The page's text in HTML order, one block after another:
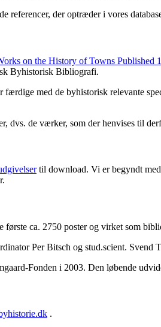
referencer, der optræder i vores
on the History of Towns Published
Byhistorisk Bibliografi.
med de byhistorisk relevante
dvs. de værker, som der henvises til
til download. Vi er begyndt
første ca. 2750 poster og virket som
Per Bitsch og stud.scient. Svend
Fonden i 2003. Den løbende
.